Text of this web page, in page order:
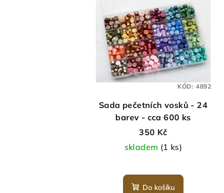
Sada pečetních vosků - 24
barev - cca 600 ks
350 Kč
skladem (1 ks)
Do košíku
KÓD: 4892